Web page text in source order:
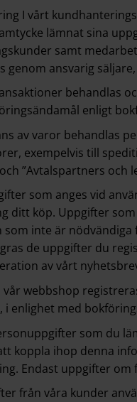
I vårt
lämnat sina
samt
genom ansvarig
behandlas
enligt
av varor behandlas
exempelvis till
”Avtalspartners och
som anges vid
ditt köp. Uppgifter
inte är
de uppgifter du
av vårt
webbshop
i enlighet med
som du
koppla ihop denna
Endast uppgifter
från våra kunder